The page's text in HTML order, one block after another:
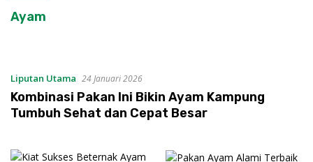
Ayam
Liputan Utama 24 Januari 2026
Kombinasi Pakan Ini Bikin Ayam Kampung
Tumbuh Sehat dan Cepat Besar